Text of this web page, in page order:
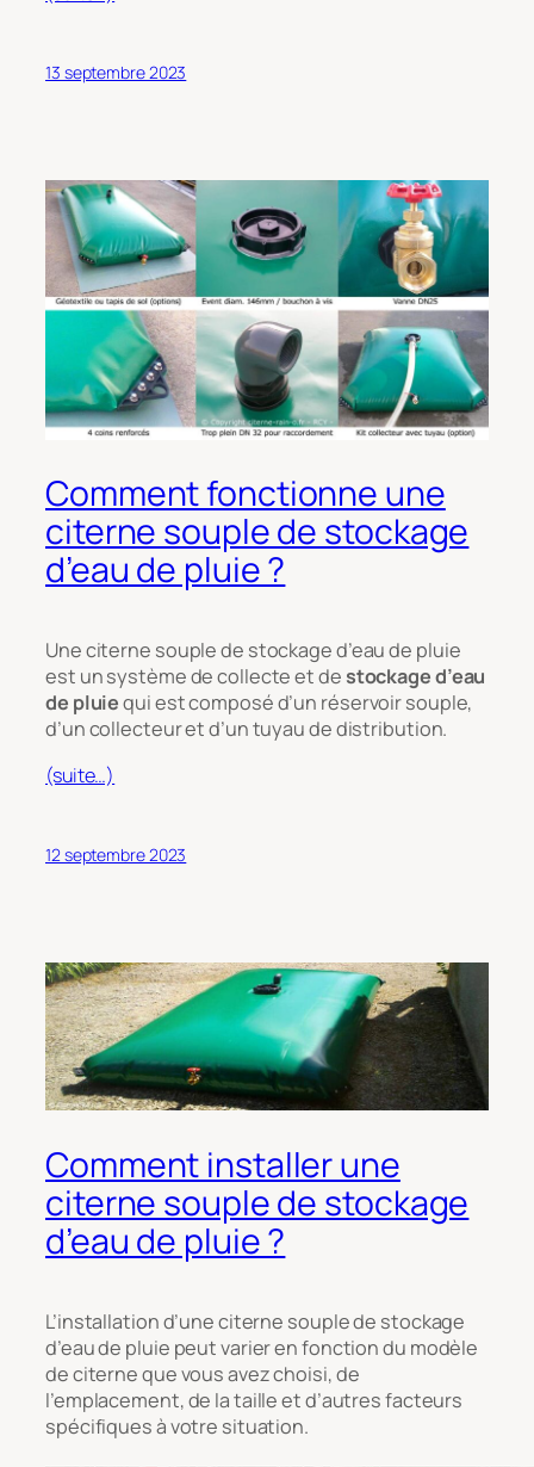
13 septembre 2023
Comment fonctionne une
citerne souple de stockage
d’eau de pluie ?
Une citerne souple de stockage d’eau de pluie
est un système de collecte et de stockage d’eau
de pluiequi est composé d’un réservoir souple,
d’un collecteur et d’un tuyau de distribution.
(suite…)
12 septembre 2023
Comment installer une
citerne souple de stockage
d’eau de pluie ?
L’installation d’une citerne souple de stockage
d’eau de pluie peut varier en fonction du modèle
de citerne que vous avez choisi, de
l’emplacement, de la taille et d’autres facteurs
spécifiques à votre situation.